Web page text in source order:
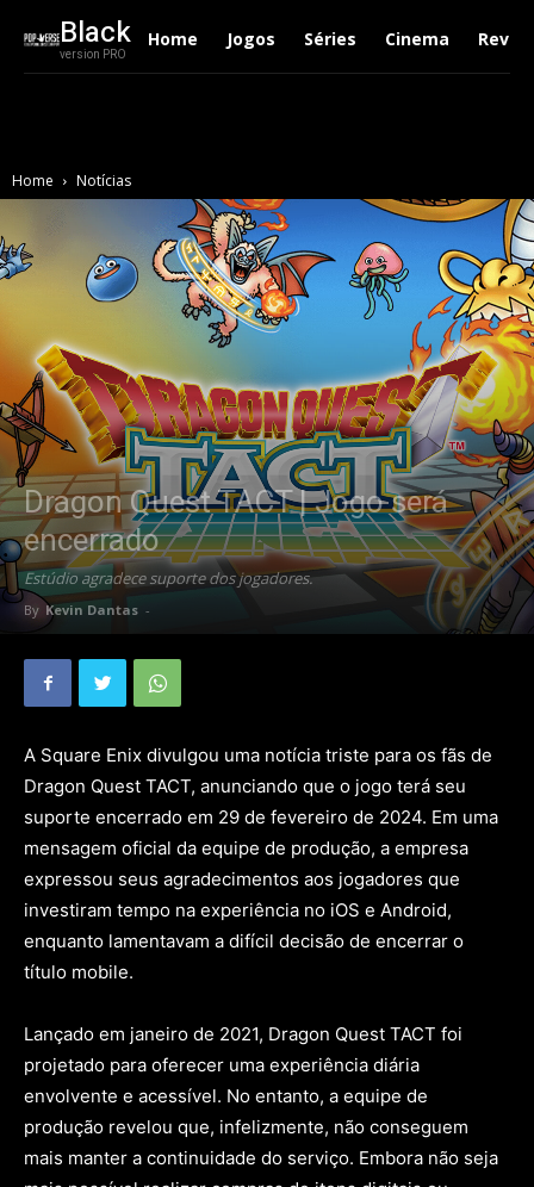
Black
version PRO
Home Jogos Séries Cinema
Home Notícias
Dragon Quest TACT | Jogo será
encerrado
Estúdio agradece suporte dos jogadores.
By Kevin Dantas -
A Square Enix divulgou uma notícia triste para os fãs de
Dragon Quest TACT, anunciando que o jogo terá seu
suporte encerrado em 29 de fevereiro de 2024. Em uma
mensagem oficial da equipe de produção, a empresa
expressou seus agradecimentos aos jogadores que
investiram tempo na experiência no iOS e Android,
enquanto lamentavam a difícil decisão de encerrar o
título mobile.
Lançado em janeiro de 2021, Dragon Quest TACT foi
projetado para oferecer uma experiência diária
envolvente e acessível. No entanto, a equipe de
produção revelou que, infelizmente, não conseguem
mais manter a continuidade do serviço. Embora não seja